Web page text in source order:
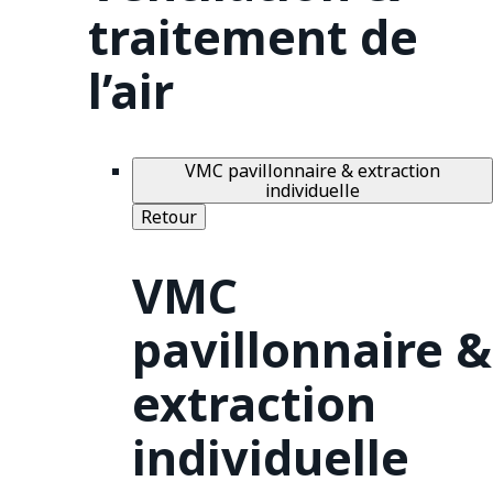
traitement de
l’air
VMC pavillonnaire & extraction
individuelle
Retour
VMC
pavillonnaire &
extraction
individuelle